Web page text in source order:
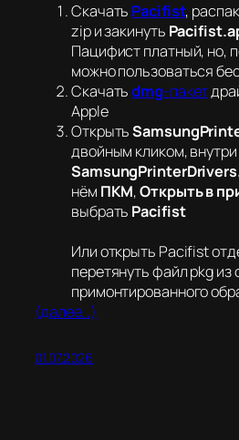
Скачать Pacifist,
zip и закинуть
Пацифист платный, но,
можно пользоваться
Скачатьdmg-пакет
Apple
Открыть
двойным кликом,
нём ПКМ,Открыть в
выбрать Pacifist
Или открыть Pacifist
перетянуть файл pkg из
примонтированного
(далее…)
01.07.2026